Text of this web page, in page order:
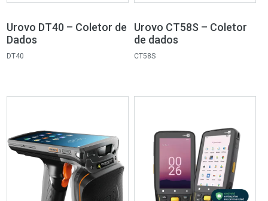
Urovo DT40 – Coletor de
Dados
DT40
Urovo CT58S – Coletor
de dados
CT58S